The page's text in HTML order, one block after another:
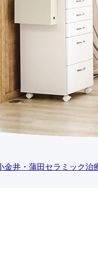
金井・蒲田セラミック